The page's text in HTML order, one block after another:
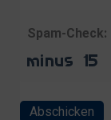
Spam-Check:
Abschicken